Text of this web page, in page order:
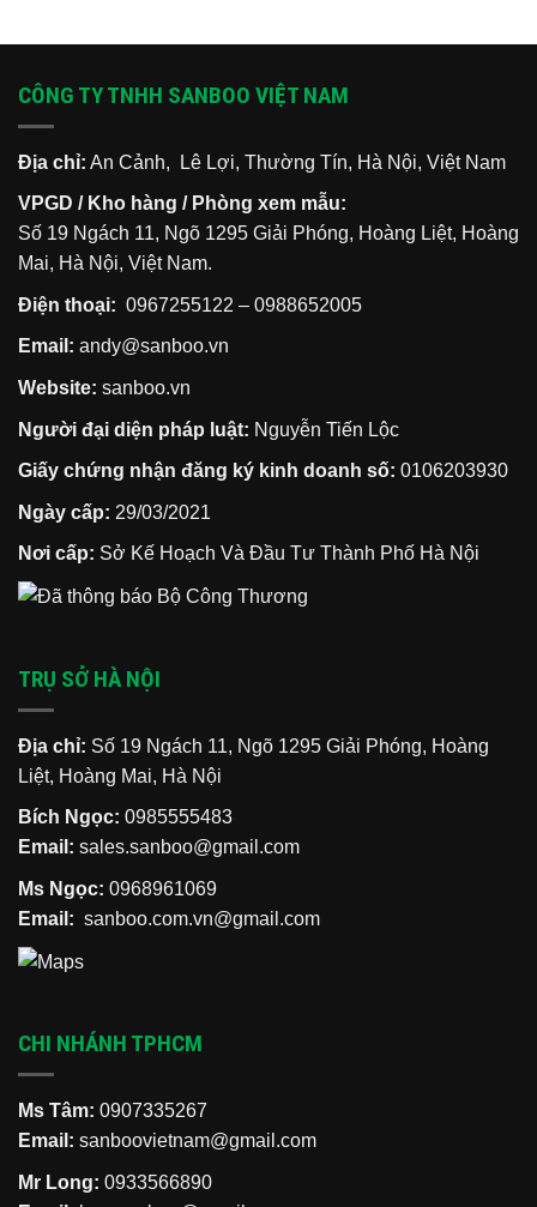
CÔNG TY TNHH SANBOO VIỆT NAM
Địa chỉ: An Cảnh, Lê Lợi, Thường Tín, Hà Nội, Việt Nam
VPGD / Kho hàng / Phòng xem mẫu:
Số 19 Ngách 11, Ngõ 1295 Giải Phóng, Hoàng Liệt, Hoàng
Mai, Hà Nội, Việt Nam.
Điện thoại: 0967255122 – 0988652005
Email: andy@sanboo.vn
Website: sanboo.vn
Người đại diện pháp luật: Nguyễn Tiến Lộc
Giấy chứng nhận đăng ký kinh doanh số: 0106203930
Ngày cấp: 29/03/2021
Nơi cấp: Sở Kế Hoạch Và Đầu Tư Thành Phố Hà Nội
TRỤ SỞ HÀ NỘI
Địa chỉ: Số 19 Ngách 11, Ngõ 1295 Giải Phóng, Hoàng
Liệt, Hoàng Mai, Hà Nội
Bích Ngọc: 0985555483
Email: sales.sanboo@gmail.com
Ms Ngọc: 0968961069
Email: sanboo.com.vn@gmail.com
CHI NHÁNH TPHCM
Ms Tâm: 0907335267
Email: sanboovietnam@gmail.com
Mr Long: 0933566890